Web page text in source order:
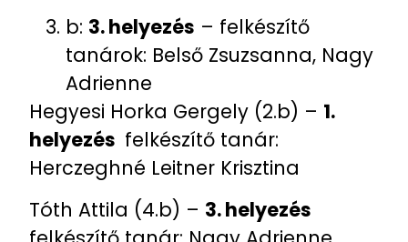
b: 3. helyezés – felkészítő
tanárok: Belső Zsuzsanna, Nagy
Adrienne
Hegyesi Horka Gergely (2.b) – 1.
helyezés felkészítő tanár:
Herczeghné Leitner Krisztina
Tóth Attila (4.b) – 3. helyezés